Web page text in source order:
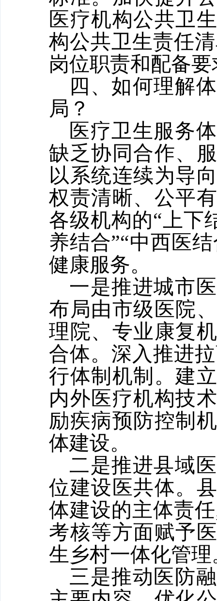
医疗机构公共卫
构公共卫生责任
岗位职责和配备要
四、如何理解
局？
医疗卫生服务
缺乏协同合作、
以系统连续为导
权责清晰、公平
各级机构的“上下
养结合”“中西医
健康服务。
一是推进城市
布局由市级医院
理院、专业康复
合体。深入推进
行体制机制。建
内外医疗机构技
励疾病预防控制
体建设。
二是推进县域
位建设医共体。
体建设的主体责
考核等方面赋予
生乡村一体化管理
三是推动医防